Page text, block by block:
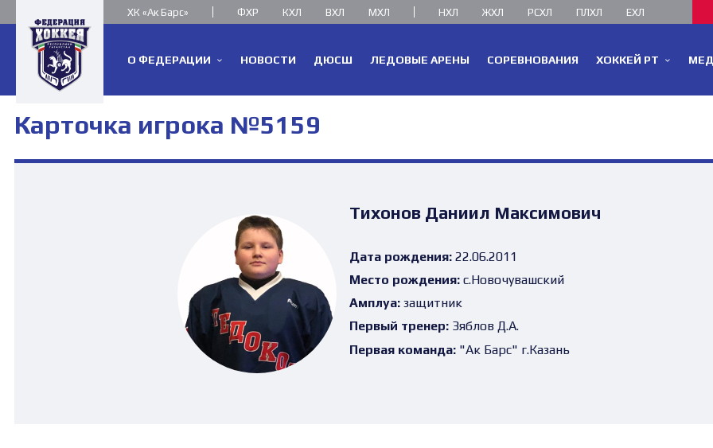
ХК «Ак Барс» ФХР КХЛ ВХЛ МХЛ НХЛ ЖХЛ РСХЛ ПЛХЛ ЕХЛ
О ФЕДЕРАЦИИ НОВОСТИ ДЮСШ ЛЕДОВЫЕ АРЕНЫ СОРЕВНОВАНИЯ ХОККЕЙ РТ
Карточка игрока №5159
Тихонов Даниил Максимович
Дата рождения:22.06.2011
Место рождения:с.Новочувашский
Амплуа:защитник
Первый тренер:Зяблов Д.А.
Первая команда:"Ак Барс" г.Казань